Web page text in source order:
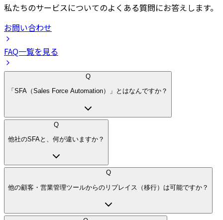
私たちのサービスについてのよくある質問にお答えします。
お問い合わせ
FAQ一覧を見る
Q
「SFA（Sales Force Automation）」とはなんですか？
Q
他社のSFAと、何が違いますか？
Q
他の顧客・営業管理ツールからのリプレイス（移行）は可能ですか？